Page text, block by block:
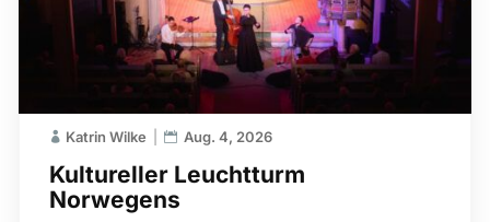
Kultureller Leuchtturm
Norwegens
Katrin Wilke Aug. 4, 2026